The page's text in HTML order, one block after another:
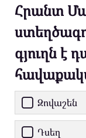
Հրանտ
գյուղն է
Զովաշեն
Դսեղ